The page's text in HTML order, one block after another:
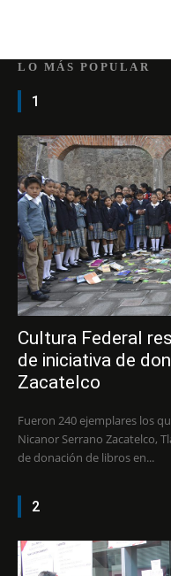
LO MÁS POPULAR
1
Cultura Federal
de iniciativa de
Zacatelco
Fueron 240 ejemplares los
Nicanor Serrano Zacatelco, Tlax. Concluyó con gran éxito la campaña
de donación de libros en...
2